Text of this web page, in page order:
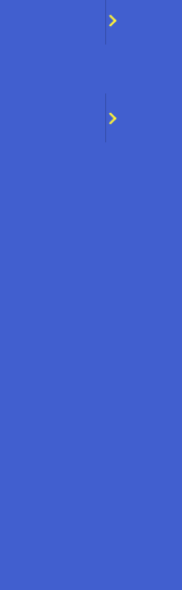
il fait
Jean-
il a
au
Guitry), et
et récitals